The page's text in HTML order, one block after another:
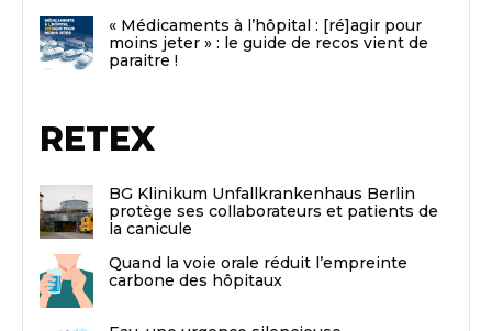
« Médicaments à l’hôpital : [ré]agir pour
moins jeter » : le guide de recos vient de
paraitre !
RETEX
BG Klinikum Unfallkrankenhaus Berlin
protège ses collaborateurs et patients de
la canicule
Quand la voie orale réduit l’empreinte
carbone des hôpitaux